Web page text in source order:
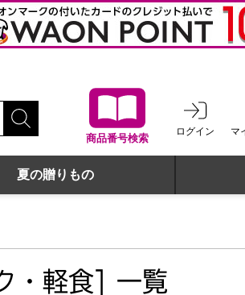
商品番号検索
ログイン マ
夏の贈りもの
・軽食] 一覧